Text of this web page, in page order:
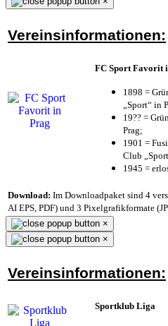
Vereinsinformationen:
FC Sport Favorit
1898 =
„Sport“ in
19?? =
Prag;
1901 =
Club
1945 =
Download: Im Downloadpaket sind 4
AI EPS, PDF) und 3 Pixelgrafikformate
×
×
Vereinsinformationen:
Sportklub Liga